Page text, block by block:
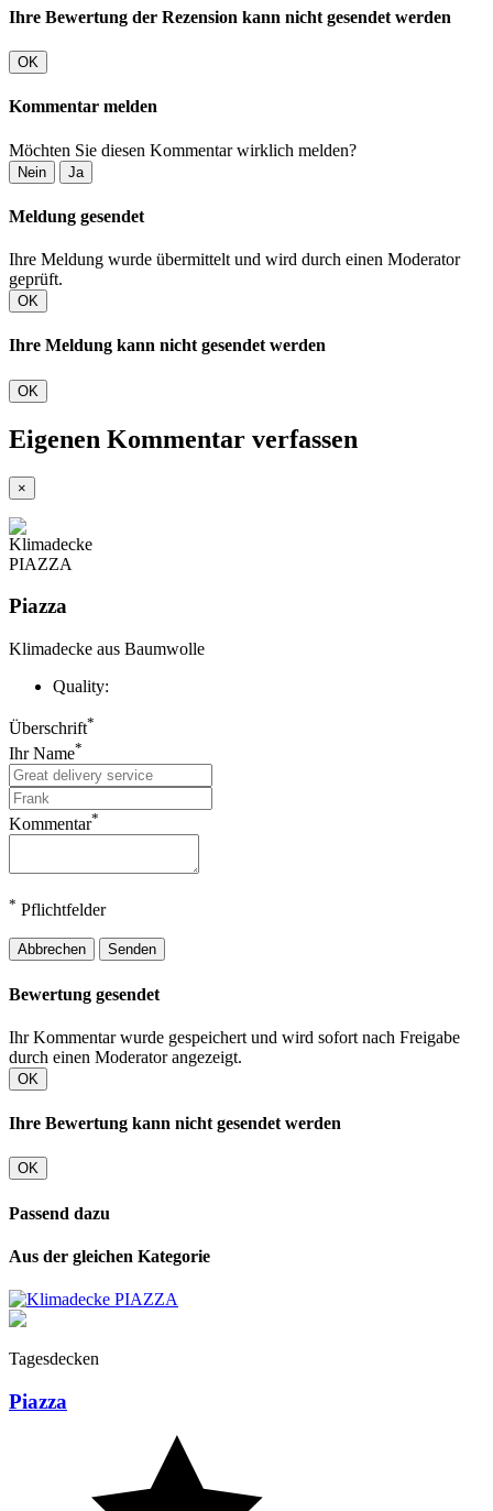
Ihre Bewertung der Rezension kann nicht gesendet werden
OK
Kommentar melden
Möchten Sie diesen Kommentar wirklich melden?
Nein Ja
Meldung gesendet
Ihre Meldung wurde übermittelt und wird durch einen Moderator
geprüft.
OK
Ihre Meldung kann nicht gesendet werden
OK
Eigenen Kommentar verfassen
×
Piazza
Klimadecke aus Baumwolle
Quality:
Überschrift*
Ihr Name*
Kommentar*
* Pflichtfelder
Abbrechen Senden
Bewertung gesendet
Ihr Kommentar wurde gespeichert und wird sofort nach Freigabe
durch einen Moderator angezeigt.
OK
Ihre Bewertung kann nicht gesendet werden
OK
Passend dazu
Aus der gleichen Kategorie
Tagesdecken
Piazza